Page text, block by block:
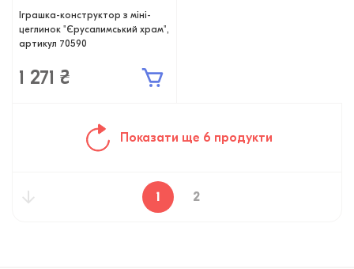
Іграшка-конструктор з міні-
цеглинок "Єрусалимський храм",
артикул 70590
1 271 ₴
Показати ще 6 продукти
1 2